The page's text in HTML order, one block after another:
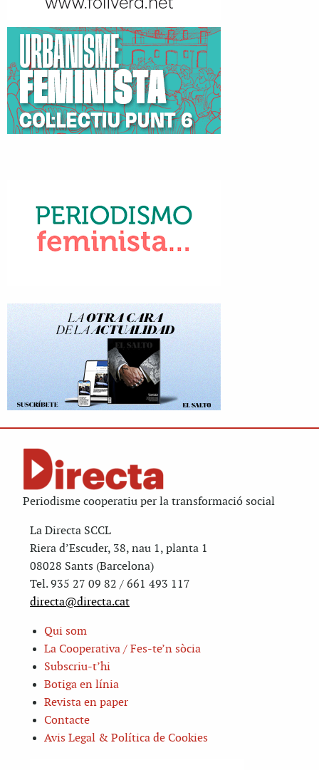
Periodisme cooperatiu per la transformació social
La Directa SCCL
Riera d’Escuder, 38, nau 1, planta 1
08028 Sants (Barcelona)
Tel. 935 27 09 82 / 661 493 117
directa@directa.cat
Qui som
La Cooperativa / Fes-te’n sòcia
Subscriu-t’hi
Botiga en línia
Revista en paper
Contacte
Avis Legal & Política de Cookies